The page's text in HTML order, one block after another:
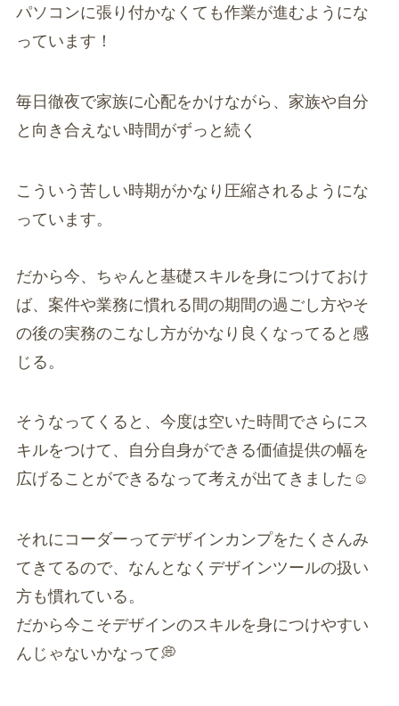
パソコンに張り付かなくても作業が進むようにな
っています！
毎日徹夜で家族に心配をかけながら、家族や自分
と向き合えない時間がずっと続く
こういう苦しい時期がかなり圧縮されるようにな
っています。
だから今、ちゃんと基礎スキルを身につけておけ
ば、案件や業務に慣れる間の期間の過ごし方やそ
の後の実務のこなし方がかなり良くなってると感
じる。
そうなってくると、今度は空いた時間でさらにス
キルをつけて、自分自身ができる価値提供の幅を
広げることができるなって考えが出てきました☺️
それにコーダーってデザインカンプをたくさんみ
てきてるので、なんとなくデザインツールの扱い
方も慣れている。
だから今こそデザインのスキルを身につけやすい
んじゃないかなって💭